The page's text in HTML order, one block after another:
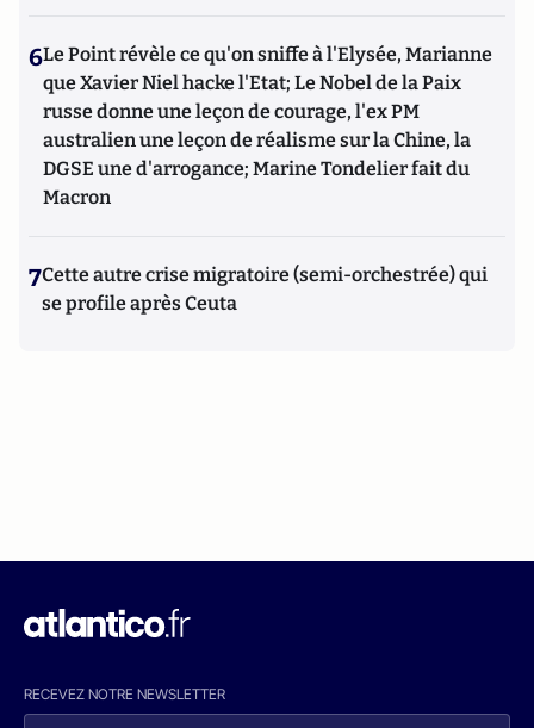
6Le Point révèle ce qu'on sniffe à l'Elysée, Marianne
que Xavier Niel hacke l'Etat; Le Nobel de la Paix
russe donne une leçon de courage, l'ex PM
australien une leçon de réalisme sur la Chine, la
DGSE une d'arrogance; Marine Tondelier fait du
Macron
7Cette autre crise migratoire (semi-orchestrée) qui
se profile après Ceuta
RECEVEZ NOTRE NEWSLETTER